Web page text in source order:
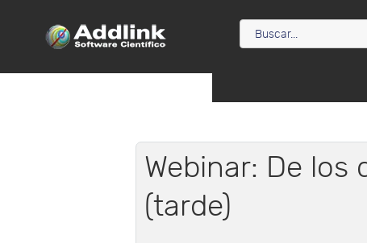
Webinar: De
(tarde)